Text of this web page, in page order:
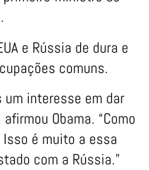
e Rússia de dura e
comuns.
interesse em dar
Obama. “Como
é muito a essa
com a Rússia.”